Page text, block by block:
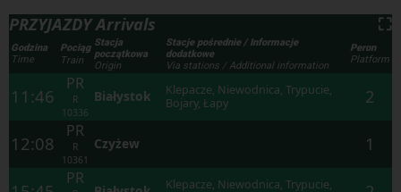
PRZYJAZDY Arrivals ⛶
Godzina
Time
Pociąg
Train
Stacja
początkowa
Origin
Stacje pośrednie / Informacje
dodatkowe
Via stations / Additional information
Peron
Platform
11:46
PR
R
10336
Białystok
Klepacze, Niewodnica, Trypucie,
Bojary, Łapy
2
12:08
PR
R
10361
Czyżew 1
PR
Klepacze, Niewodnica, Trypucie,